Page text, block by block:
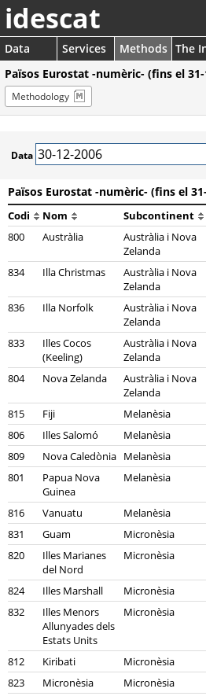
idescat
Data Services Methods The
Països Eurostat -numèric- (fins el 31-
Methodology
Data
Països Eurostat -numèric- (fins el
Codi Nom Subcontinent
800
Austràlia
Austràlia i Nova
Zelanda
834 Illa Christmas
Austràlia i Nova
Zelanda
836 Illa Norfolk
Austràlia i Nova
Zelanda
833
Illes Cocos
(Keeling)
Austràlia i Nova
Zelanda
804 Nova Zelanda
Austràlia i Nova
Zelanda
815 Fiji Melanèsia
806
Illes Salomó Melanèsia
809
Nova Caledònia Melanèsia
801
Papua Nova
Guinea
Melanèsia
816 Vanuatu Melanèsia
831
Guam Micronèsia
820
Illes Marianes
del Nord
Micronèsia
824 Illes Marshall Micronèsia
832
Illes Menors
Allunyades dels
Estats Units
Micronèsia
812 Kiribati Micronèsia
823
Micronèsia Micronèsia